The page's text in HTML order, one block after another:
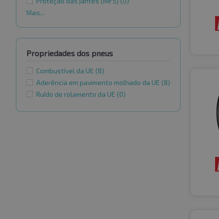
Mais...
Propriedades dos pneus
Combustível da UE (8)
Aderência em pavimento molhado da UE (8)
Ruído de rolamento da UE (0)